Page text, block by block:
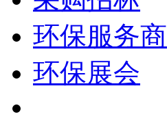
环保服务商
环保展会